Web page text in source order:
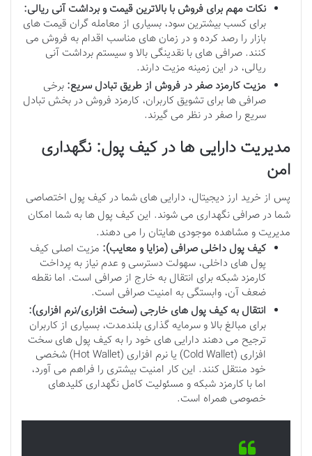
نکات مهم برای فروش با بالاترین قیمت و برداشت آنی ریالی:
برای کسب بیشترین سود، بسیاری از معامله گران قیمت های
بازار را رصد کرده و در زمان های مناسب اقدام به فروش می
کنند. صرافی های با نقدینگی بالا و سیستم برداشت آنی
ریالی، در این زمینه مزیت دارند.
مزیت کارمزد صفر در فروش از طریق تبادل سریع: برخی
صرافی ها برای تشویق کاربران، کارمزد فروش در بخش تبادل
سریع را صفر در نظر می گیرند.
مدیریت دارایی ها در کیف پول: نگهداری
امن
پس از خرید ارز دیجیتال، دارایی های شما در کیف پول اختصاصی
شما در صرافی نگهداری می شوند. این کیف پول ها به شما امکان
مدیریت و مشاهده موجودی هایتان را می دهند.
کیف پول داخلی صرافی (مزایا و معایب): مزیت اصلی کیف
پول های داخلی، سهولت دسترسی و عدم نیاز به پرداخت
کارمزد شبکه برای انتقال به خارج از صرافی است. اما نقطه
ضعف آن، وابستگی به امنیت صرافی است.
انتقال به کیف پول های خارجی (سخت افزاری/نرم افزاری):
برای مبالغ بالا و سرمایه گذاری بلندمدت، بسیاری از کاربران
ترجیح می دهند دارایی های خود را به کیف پول های سخت
افزاری (Cold Wallet) یا نرم افزاری (Hot Wallet) شخصی
خود منتقل کنند. این کار امنیت بیشتری را فراهم می آورد،
اما با کارمزد شبکه و مسئولیت کامل نگهداری کلیدهای
خصوصی همراه است.